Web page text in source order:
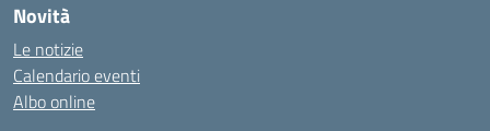
Novità
Le notizie
Calendario eventi
Albo online